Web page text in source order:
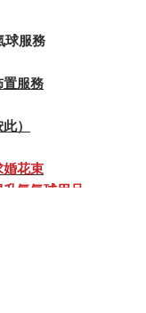
球服務
置服務
）
婚花束
氦氣球用品